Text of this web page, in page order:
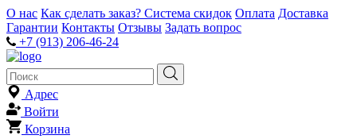
О нас Как сделать заказ? Система скидок Оплата Доставка
Гарантии Контакты Отзывы Задать вопрос
+7 (913) 206-46-24
Адрес
Войти
Корзина